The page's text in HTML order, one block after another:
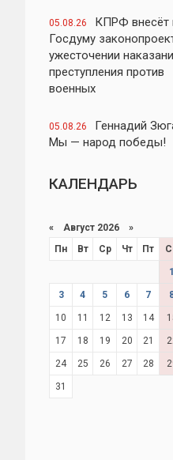
05.08.26
КПРФ внесёт
Госдуму
ужесточении
преступления против
военных
05.08.26
Геннадий
Мы — народ победы!
КАЛЕНДАРЬ
« Август 2026 »
Пн
Вт Ср Чт Пт
1
3 4 5 6 7
10 11 12 13 14
17 18 19 20 21
24 25 26 27 28
31